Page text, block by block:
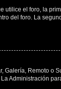
el foro, la
del foro. La
Galería, Remoto o
Administración